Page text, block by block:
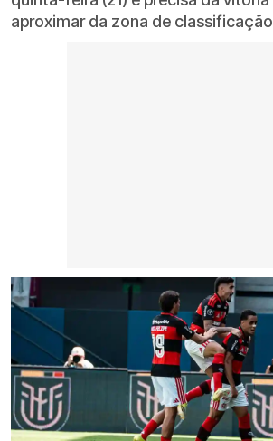
aproximar da zona de